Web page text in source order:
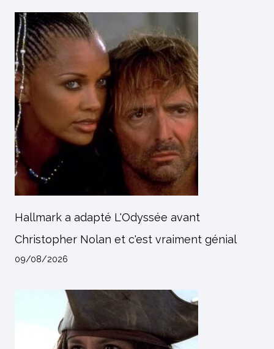
Hallmark a adapté L'Odyssée avant
Christopher Nolan et c'est vraiment génial
09/08/2026